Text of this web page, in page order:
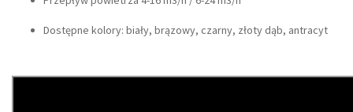
Dostępne kolory: biały, brązowy, czarny, złoty dąb, antracyt